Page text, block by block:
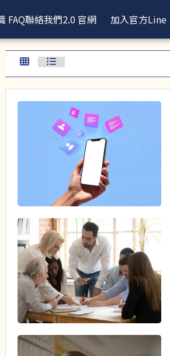
FAQ聯絡我們2.0 官網 加入官方Line